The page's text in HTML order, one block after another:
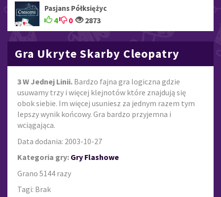
Pasjans Półksiężyc
4 0 2873
Gra Ukryte Skarby Cleopatry
3 W Jednej Linii. Bardzo fajna gra logiczna gdzie
usuwamy trzy i więcej klejnotów które znajdują się
obok siebie. Im więcej usuniesz za jednym razem tym
lepszy wynik końcowy. Gra bardzo przyjemna i
wciągająca.
Data dodania: 2003-10-27
Kategoria gry: Gry Flashowe
Grano 5144 razy
Tagi: Brak